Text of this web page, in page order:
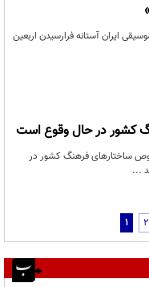
ایران آستانه فرارسیدن اربعین
کشور در حال وقوع است
ساختارهای فرهنگ کشور در
...
1 2